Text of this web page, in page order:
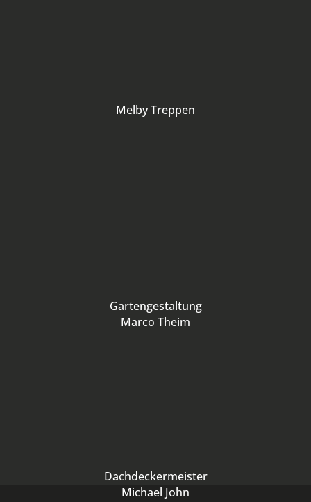
Melby Treppen
Gartengestaltung
Marco Theim
Dachdeckermeister
Michael John